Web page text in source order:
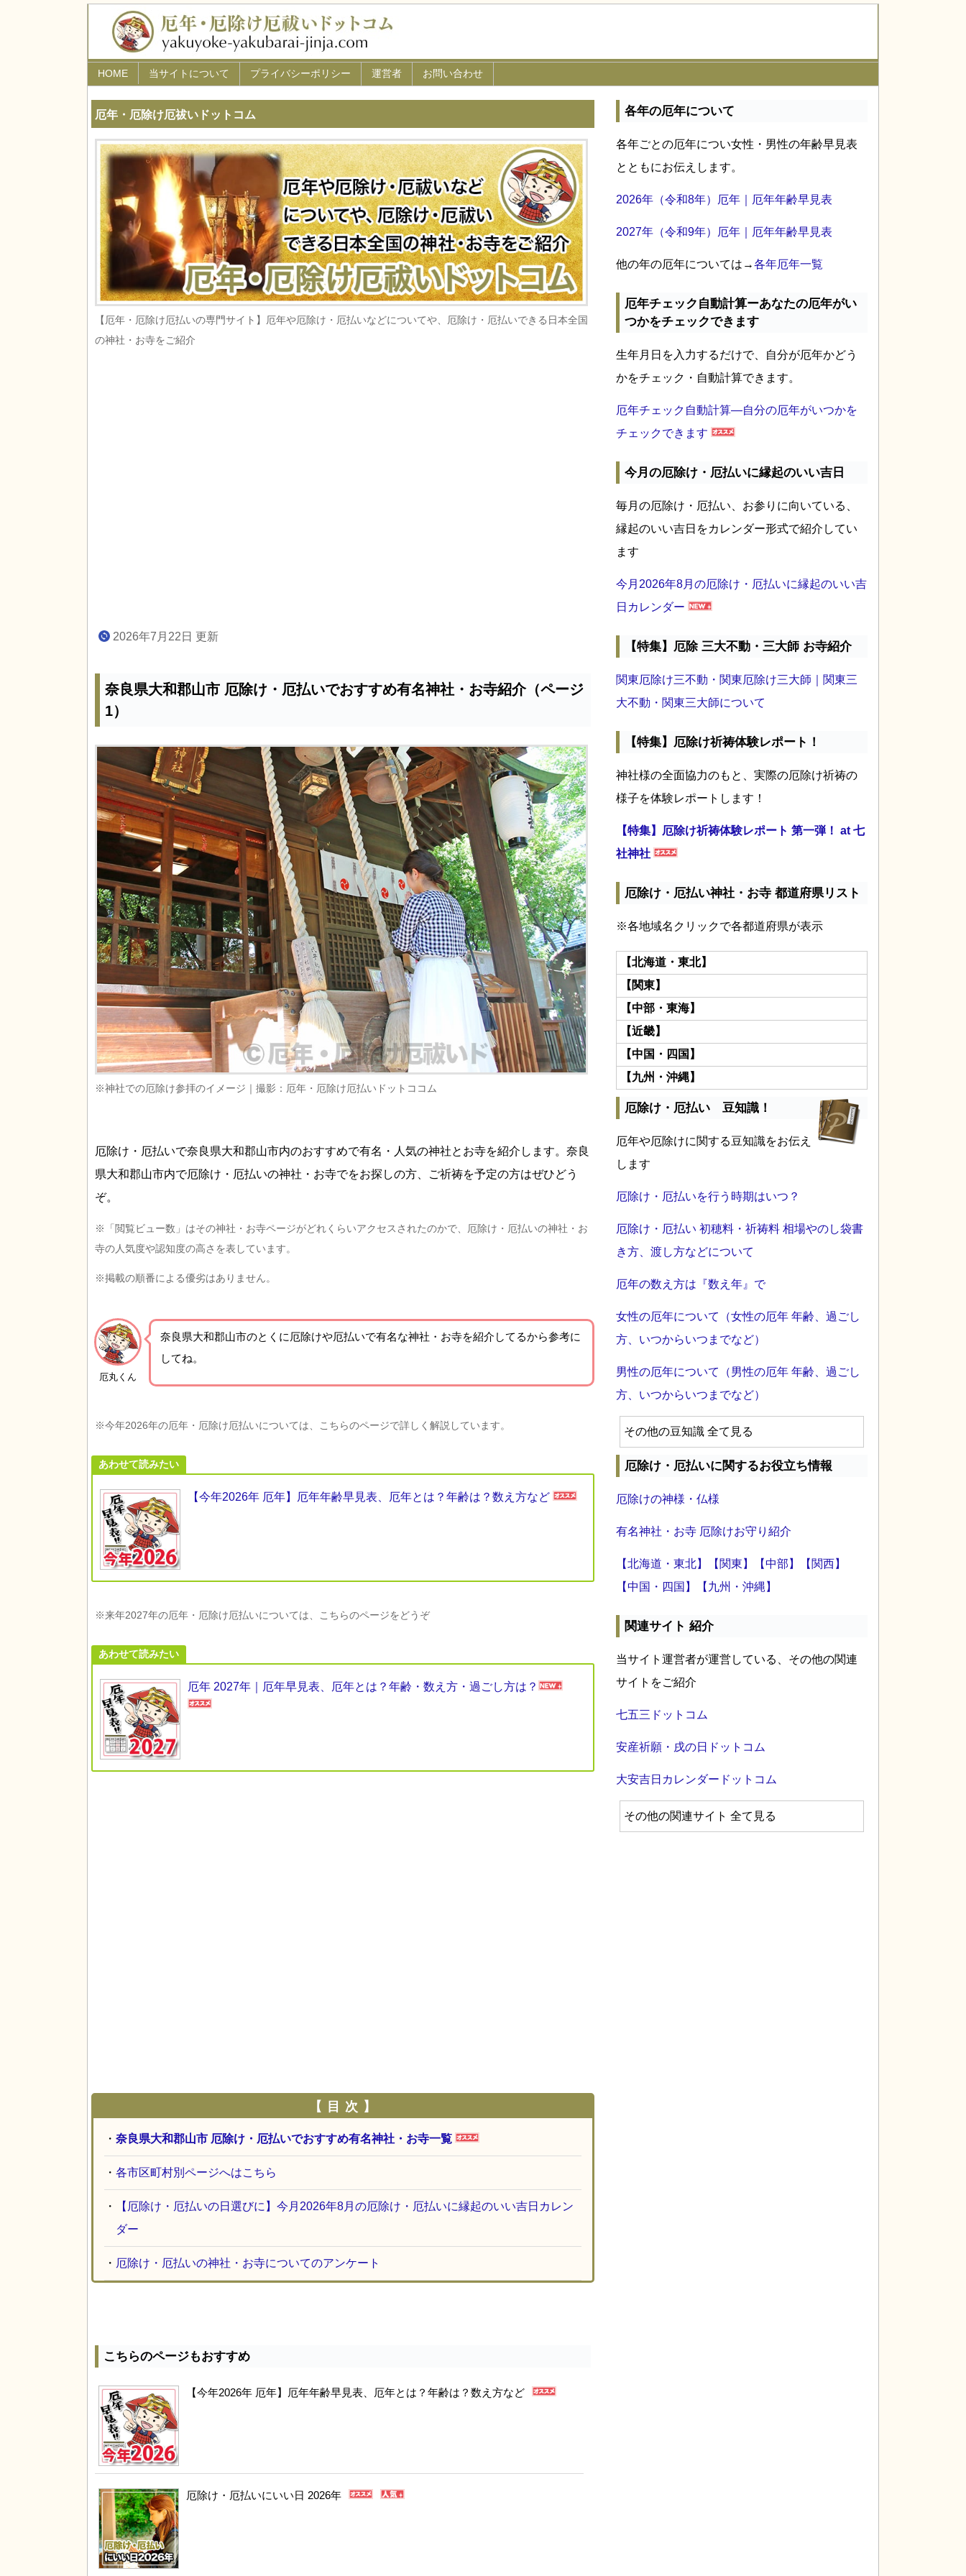
厄年・厄除け厄祓いドットコム
【厄年・厄除け厄払いの専門サイト】厄年や厄除け・厄払いなどについてや、厄除け・厄払いできる日本全国
の神社・お寺をご紹介
2026年7月22日 更新
奈良県大和郡山市 厄除け・厄払いでおすすめ有名神社・お寺紹介（ページ
1）
※神社での厄除け参拝のイメージ｜撮影：厄年・厄除け厄払いドットココム
厄除け・厄払いで奈良県大和郡山市内のおすすめで有名・人気の神社とお寺を紹介します。奈良
県大和郡山市内で厄除け・厄払いの神社・お寺でをお探しの方、ご祈祷を予定の方はぜひどう
ぞ。
※「閲覧ビュー数」はその神社・お寺ページがどれくらいアクセスされたのかで、厄除け・厄払いの神社・お
寺の人気度や認知度の高さを表しています。
※掲載の順番による優劣はありません。
厄丸くん
奈良県大和郡山市のとくに厄除けや厄払いで有名な神社・お寺を紹介 してるから参考に
してね。
※今年2026年の厄年・厄除け厄払いについては、こちらのページで詳しく解説しています。
あわせて読みたい
【今年2026年 厄年】厄年年齢早見表、厄年とは？年齢は？数え方など
※来年2027年の厄年・厄除け厄払いについては、こちらのページをどうぞ
あわせて読みたい
厄年 2027年｜厄年早見表、厄年とは？年齢・数え方・過ごし方は？
【 目 次 】
・ 奈良県大和郡山市 厄除け・厄払いでおすすめ有名神社・お寺一覧
・ 各市区町村別ページへはこちら
・
【厄除け・厄払いの日選びに】今月2026年8月の厄除け・厄払いに縁起のいい吉日カレン
ダー
・ 厄除け・厄払いの神社・お寺についてのアンケート
こちらのページもおすすめ
【今年2026年 厄年】厄年年齢早見表、厄年とは？年齢は？数え方など
厄除け・厄払いにいい日 2026年
各年の厄年について
各年ごとの厄年につい女性・男性の年齢早見表
とともにお伝えします。
2026年（令和8年）厄年｜厄年年齢早見表
2027年（令和9年）厄年｜厄年年齢早見表
他の年の厄年については→各年厄年一覧
厄年チェック自動計算ーあなたの厄年がい
つかをチェックできます
生年月日を入力するだけで、自分が厄年かどう
かをチェック・自動計算できます。
厄年チェック自動計算―自分の厄年がいつかを
チェックできます
今月の厄除け・厄払いに縁起のいい吉日
毎月の厄除け・厄払い、お参りに向いている、
縁起のいい吉日をカレンダー形式で紹介してい
ます
今月2026年8月の厄除け・厄払いに縁起のいい吉
日カレンダー
【特集】厄除 三大不動・三大師 お寺紹介
関東厄除け三不動・関東厄除け三大師｜関東三
大不動・関東三大師について
【特集】厄除け祈祷体験レポート！
神社様の全面協力のもと、実際の厄除け祈祷の
様子を体験レポートします！
【特集】厄除け祈祷体験レポート 第一弾！ at 七
社神社
厄除け・厄払い神社・お寺 都道府県リスト
※各地域名クリックで各都道府県が表示
【北海道・東北】
【関東】
【中部・東海】
【近畿】
【中国・四国】
【九州・沖縄】
厄除け・厄払い 豆知識！
厄年や厄除けに関する豆知識をお伝え
します
厄除け・厄払いを行う時期はいつ？
厄除け・厄払い 初穂料・祈祷料 相場やのし袋書
き方、渡し方などについて
厄年の数え方は『数え年』で
女性の厄年について（女性の厄年 年齢、過ごし
方、いつからいつまでなど）
男性の厄年について（男性の厄年 年齢、過ごし
方、いつからいつまでなど）
その他の豆知識 全て見る
厄除け・厄払いに関するお役立ち情報
厄除けの神様・仏様
有名神社・お寺 厄除けお守り紹介
【北海道・東北】 【関東】 【中部】
【関西】
【中国・四国】
【九州・沖縄】
関連サイト 紹介
当サイト運営者が運営している、その他の関連
サイトをご紹介
七五三ドットコム
安産祈願・戌の日ドットコム
大安吉日カレンダードットコム
その他の関連サイト 全て見る
HOME 当サイトについて プライバシーポリシー 運営者 お問い合わせ